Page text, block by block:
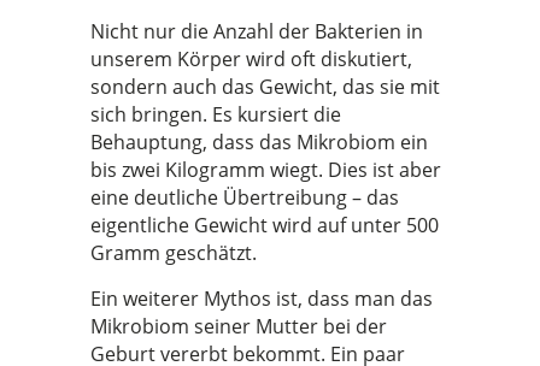
Nicht nur die Anzahl der Bakterien in
unserem Körper wird oft diskutiert,
sondern auch das Gewicht, das sie mit
sich bringen. Es kursiert die
Behauptung, dass das Mikrobiom ein
bis zwei Kilogramm wiegt. Dies ist aber
eine deutliche Übertreibung – das
eigentliche Gewicht wird auf unter 500
Gramm geschätzt.
Ein weiterer Mythos ist, dass man das
Mikrobiom seiner Mutter bei der
Geburt vererbt bekommt. Ein paar